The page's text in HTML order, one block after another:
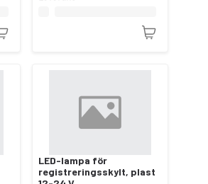
LED-lampa för
registreringsskylt, plast